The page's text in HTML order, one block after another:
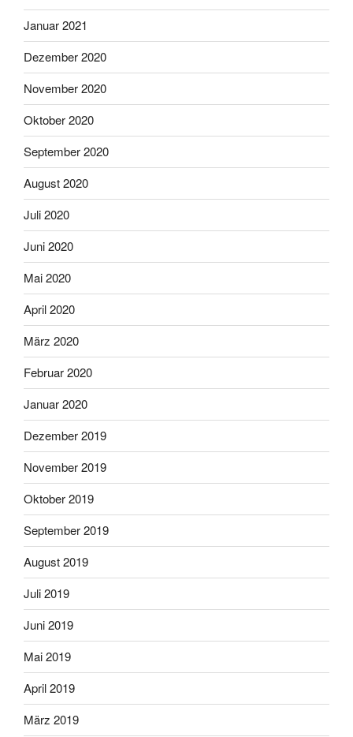
Januar 2021
Dezember 2020
November 2020
Oktober 2020
September 2020
August 2020
Juli 2020
Juni 2020
Mai 2020
April 2020
März 2020
Februar 2020
Januar 2020
Dezember 2019
November 2019
Oktober 2019
September 2019
August 2019
Juli 2019
Juni 2019
Mai 2019
April 2019
März 2019